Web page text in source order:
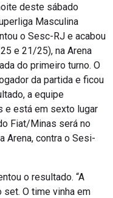
deste sábado
Masculina
o Sesc-RJ e acabou
e 21/25), na Arena
do primeiro turno. O
da partida e ficou
a equipe
e está em sexto lugar
Fiat/Minas será no
Arena, contra o Sesi-
o resultado. “A
O time vinha em